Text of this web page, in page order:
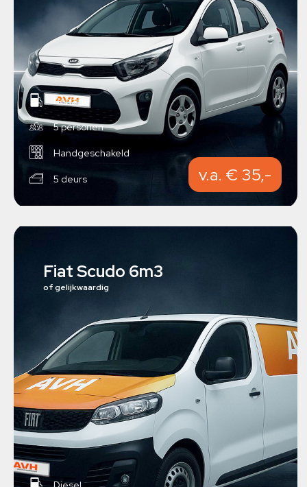
Benzine
5 personen
Handgeschakeld
5 deurs v.a. € 35,-
Fiat Scudo 6m3
of gelijkwaardig